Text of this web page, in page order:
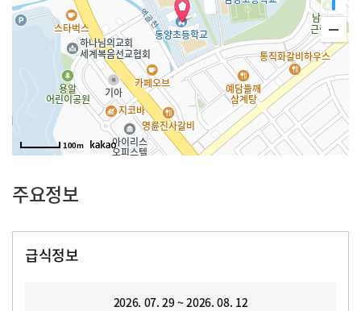
100m
주요정보
급식정보
2026. 07. 29 ~ 2026. 08. 12